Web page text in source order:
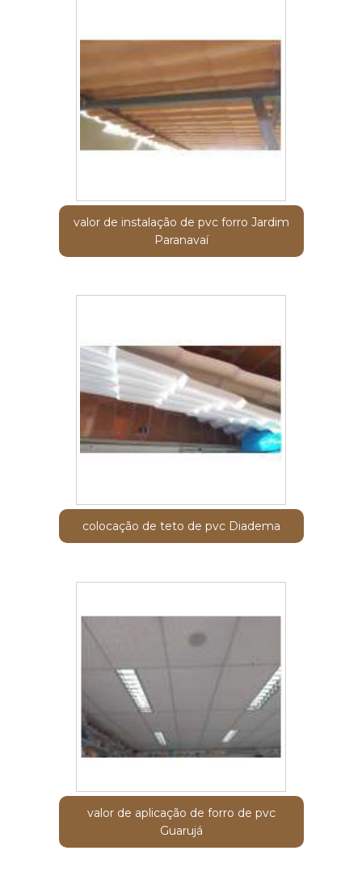
valor de instalação de pvc forro Jardim
Paranavaí
colocação de teto de pvc Diadema
valor de aplicação de forro de pvc
Guarujá